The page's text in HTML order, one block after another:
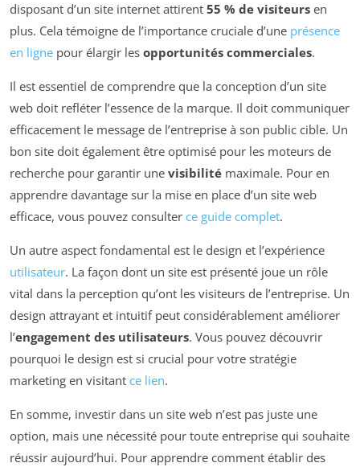
disposant d’un site internet attirent 55 % de visiteurs en
plus. Cela témoigne de l’importance cruciale d’une présence
en ligne pour élargir les opportunités commerciales.
Il est essentiel de comprendre que la conception d’un site
web doit refléter l’essence de la marque. Il doit communiquer
efficacement le message de l’entreprise à son public cible. Un
bon site doit également être optimisé pour les moteurs de
recherche pour garantir une visibilité maximale. Pour en
apprendre davantage sur la mise en place d’un site web
efficace, vous pouvez consulter ce guide complet.
Un autre aspect fondamental est le design et l’expérience
utilisateur. La façon dont un site est présenté joue un rôle
vital dans la perception qu’ont les visiteurs de l’entreprise. Un
design attrayant et intuitif peut considérablement améliorer
l’engagement des utilisateurs. Vous pouvez découvrir
pourquoi le design est si crucial pour votre stratégie
marketing en visitant ce lien.
En somme, investir dans un site web n’est pas juste une
option, mais une nécessité pour toute entreprise qui souhaite
réussir aujourd’hui. Pour apprendre comment établir des